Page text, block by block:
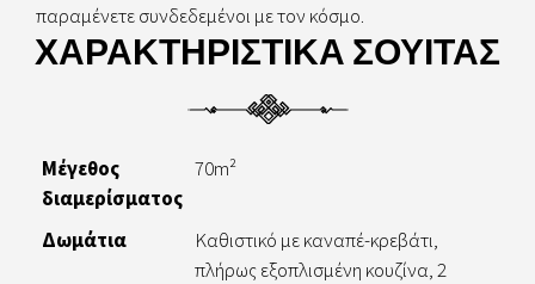
παραμένετε συνδεδεμένοι με τον κόσμο.
ΧΑΡΑΚΤΗΡΙΣΤΙΚΑ ΣΟΥΙΤΑΣ
Μέγεθος
διαμερίσματος
70m²
Δωμάτια
Καθιστικό με καναπέ-κρεβάτι,
πλήρως εξοπλισμένη κουζίνα, 2